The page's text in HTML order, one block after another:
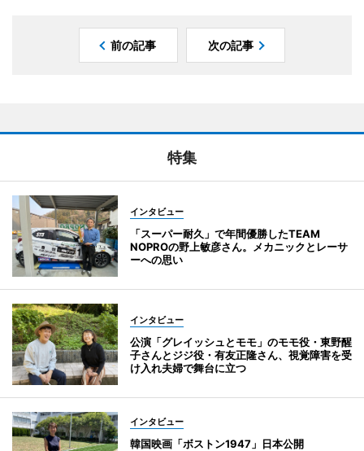
前の記事 次の記事
特集
インタビュー
「スーパー耐久」で年間優勝したTEAM
NOPROの野上敏彦さん。メカニックとレーサ
ーへの思い
インタビュー
公演「グレイッシュとモモ」のモモ役・東野醒
子さんとジジ役・有友正隆さん、視覚障害を受
け入れ夫婦で舞台に立つ
インタビュー
韓国映画「ボストン1947」日本公開